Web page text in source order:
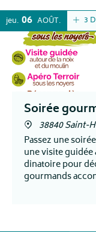
3
jeu. 06 AOÛT
Soirée
38840 Saint-
Passez une
une visite
dinatoire pour
gourmands
De 18h à 20h